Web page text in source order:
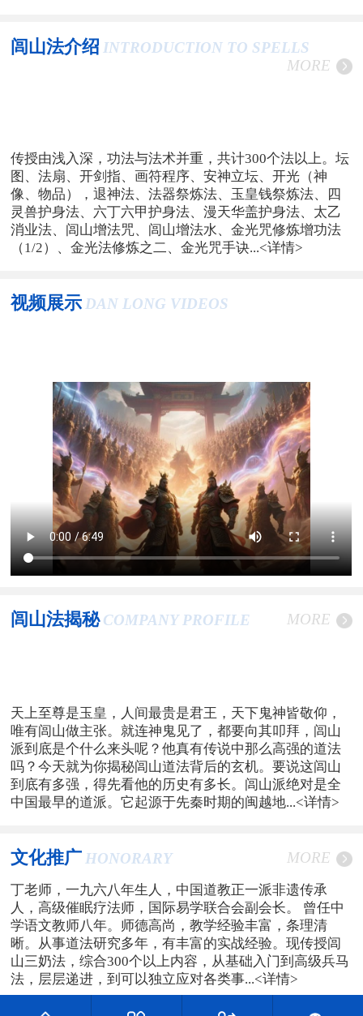
闾山法介绍 INTRODUCTION TO SPELLS
MORE
传授由浅入深，功法与法术并重，共计300个法以上。坛
图、法扇、开剑指、画符程序、安神立坛、开光（神
像、物品），退神法、法器祭炼法、玉皇钱祭炼法、四
灵兽护身法、六丁六甲护身法、漫天华盖护身法、太乙
消业法、闾山增法咒、闾山增法水、金光咒修炼增功法
（1/2）、金光法修炼之二、金光咒手诀...<详情>
视频展示 DAN LONG VIDEOS
闾山法揭秘 COMPANY PROFILE MORE
天上至尊是玉皇，人间最贵是君王，天下鬼神皆敬仰，
唯有闾山做主张。就连神鬼见了，都要向其叩拜，闾山
派到底是个什么来头呢？他真有传说中那么高强的道法
吗？今天就为你揭秘闾山道法背后的玄机。要说这闾山
到底有多强，得先看他的历史有多长。闾山派绝对是全
中国最早的道派。它起源于先秦时期的闽越地...<详情>
文化推广 HONORARY MORE
丁老师，一九六八年生人，中国道教正一派非遗传承
人，高级催眠疗法师，国际易学联合会副会长。 曾任中
学语文教师八年。师德高尚，教学经验丰富，条理清
晰。从事道法研究多年，有丰富的实战经验。现传授闾
山三奶法，综合300个以上内容，从基础入门到高级兵马
法，层层递进，到可以独立应对各类事...<详情>